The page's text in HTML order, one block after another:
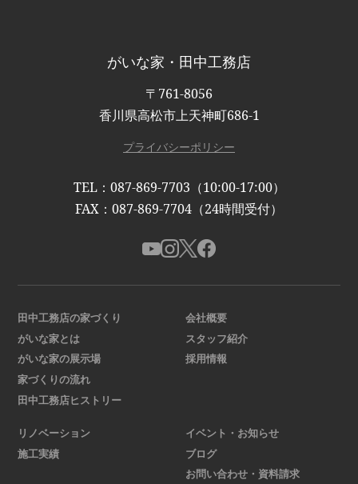
がいな家・田中工務店
〒761-8056
香川県高松市上天神町686-1
プライバシーポリシー
TEL：087-869-7703（10:00-17:00）
FAX：087-869-7704（24時間受付）
田中工務店の家づくり
がいな家とは
がいな家の展示場
家づくりの流れ
田中工務店ヒストリー
会社概要
スタッフ紹介
採用情報
リノベーション
施工実績
イベント・お知らせ
ブログ
お問い合わせ・資料請求